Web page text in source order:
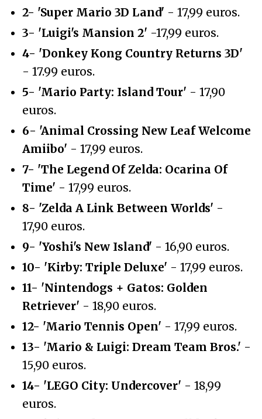
2- 'Super Mario 3D Land' - 17,99 euros.
3- 'Luigi's Mansion 2' -17,99 euros.
4- 'Donkey Kong Country Returns 3D'
- 17.99 euros.
5- 'Mario Party: Island Tour' - 17,90
euros.
6- 'Animal Crossing New Leaf Welcome
Amiibo' - 17,99 euros.
7- 'The Legend Of Zelda: Ocarina Of
Time' - 17,99 euros.
8- 'Zelda A Link Between Worlds' -
17,90 euros.
9- 'Yoshi's New Island' - 16,90 euros.
10- 'Kirby: Triple Deluxe' - 17,99 euros.
11- 'Nintendogs + Gatos: Golden
Retriever' - 18,90 euros.
12- 'Mario Tennis Open' - 17,99 euros.
13- 'Mario & Luigi: Dream Team Bros.' -
15,90 euros.
14- 'LEGO City: Undercover' - 18,99
euros.